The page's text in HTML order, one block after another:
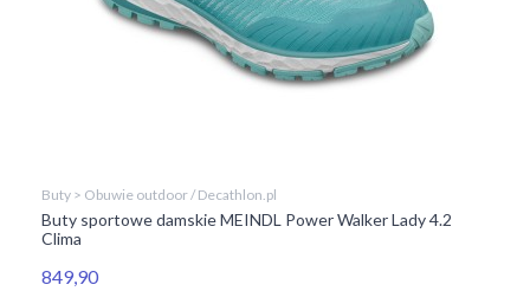
Buty > Obuwie outdoor / Decathlon.pl
Buty sportowe damskie MEINDL Power Walker Lady 4.2
Clima
849,90